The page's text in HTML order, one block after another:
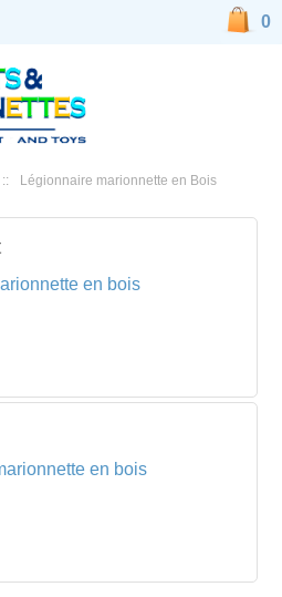
:: Légionnaire marionnette en Bois
en bois
en bois
0